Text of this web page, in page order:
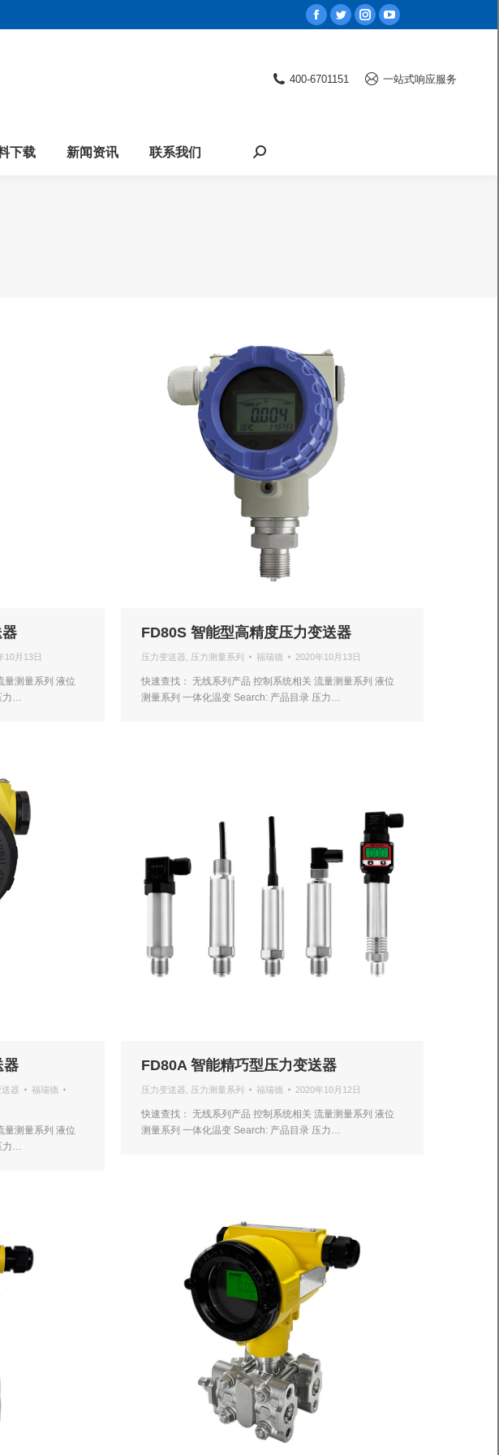
Facebook
TwitterInstagram
in
YouTube
400-6701151 一站式响应服务
下载 新闻资讯 联系我们 Search:
10月13日
量测量系列 液位
力…
FD80S 智能型高精度压力变送器
压力变送器 压力测量系列 福瑞德 2020年10月13日
快速查找： 无线系列产品 控制系统相关 流量测量系列 液位
测量系列 一体化温变 Search: 产品目录 压力…
器
器
福瑞德
量测量系列 液位
力…
FD80A 智能精巧型压力变送器
压力变送器 压力测量系列 福瑞德 2020年10月12日
快速查找： 无线系列产品 控制系统相关 流量测量系列 液位
测量系列 一体化温变 Search: 产品目录 压力…